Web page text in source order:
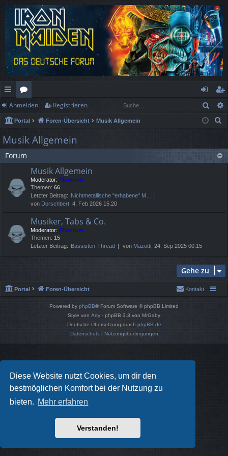
Diese Website nutzt Cookies, um dir den
bestmöglichen Komfort bei der Nutzung zu
bieten. Mehr erfahren
Verstanden!
ch
ne
llz
ug
or
en
n
m
eg
ist
re
Anmelden Registrieren
Portal Foren-Übersicht Musik Allgemein
e
Musik Allgemein
Forum
Musik Allgemein
Moderator: Phantom
Themen: 66
Letzter Beitrag: Nichtmetallische "erhabene" M…
von Dorschbert , 4. Feb 2026 15:20
Musiker, Tabs & Co.
Moderator: Phantom
Themen: 15
Letzter Beitrag: Bassisten-Thread von Mazotti , 24. Sep 2025 00:15
Gehe zu
Portal Foren-Übersicht Kontakt
Powered by phpBB® Forum Software © phpBB Limited
Style von Arty - phpBB 3.3 von MrGaby
Deutsche Übersetzung durch phpBB.de
Datenschutz| Nutzungsbedingungen